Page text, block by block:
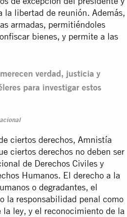
la libertad de reunión. Además,
armadas, permitiéndoles
bienes, y permite a las
verdad, justicia y
para investigar estos
ciertos derechos, Amnistía
ciertos derechos no deben ser
de Derechos Civiles y
Humanos. El derecho a la
o degradantes, el
la responsabilidad penal como
ley, y el reconocimiento de la